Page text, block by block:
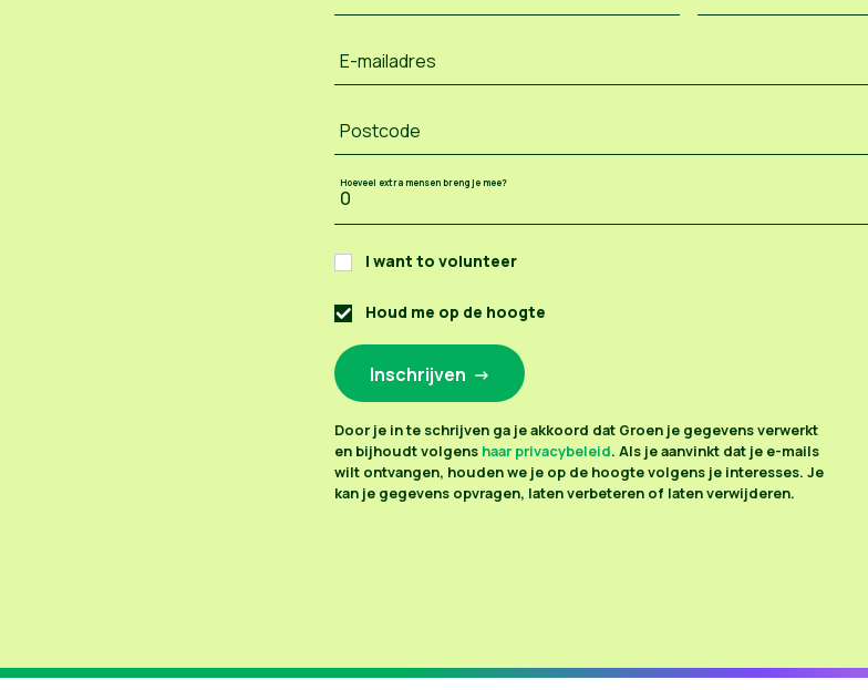
E-mailadres
Postcode
Hoeveel extra mensen breng je mee?
I want to volunteer
Houd me op de hoogte
Door je in te schrijven ga je akkoord dat Groen je gegevens verwerkt
en bijhoudt volgens haar privacybeleid. Als je aanvinkt dat je e-mails
wilt ontvangen, houden we je op de hoogte volgens je interesses. Je
kan je gegevens opvragen, laten verbeteren of laten verwijderen.